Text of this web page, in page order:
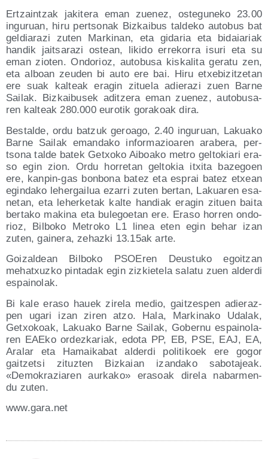
Ertzain­tzak jaki­te­ra eman zue­nez, oste­gu­ne­ko 23.00
ingu­ruan, hiru per­tso­nak Biz­kai­bus tal­de­ko auto­bus bat
gel­dia­ra­zi zuten Mar­ki­nan, eta gida­ria eta bidaia­riak
han­dik jaitsa­ra­zi ostean, liki­do erre­ko­rra isu­ri eta su
eman zio­ten. Ondo­rioz, auto­bu­sa kis­ka­li­ta gera­tu zen,
eta alboan zeu­den bi auto ere bai. Hiru etxe­bi­zitze­tan
ere suak kal­teak era­gin zitue­la adie­ra­zi zuen Bar­ne
Sai­lak. Biz­kai­bu­sek aditze­ra eman zue­nez, auto­bu­sa­
ren kal­teak 280.000 euro­tik gora­koak dira.
Bes­tal­de, ordu batzuk geroa­go, 2.40 ingu­ruan, Lakua­ko
Bar­ne Sai­lak eman­da­ko infor­ma­zioa­ren ara­be­ra, per­
tso­na tal­de batek Getxo­ko Aiboa­ko metro gel­to­kia­ri era­
so egin zion. Ordu horre­tan gel­to­kia itxi­ta baze­goen
ere, kan­pin-gas bon­bo­na batez eta esprai batez etxean
egin­da­ko leher­gai­lua eza­rri zuten ber­tan, Lakua­ren esa­
ne­tan, eta leher­ke­tak kal­te han­diak era­gin zituen bai­ta
ber­ta­ko maki­na eta bule­goe­tan ere. Era­so horren ondo­
rioz, Bil­bo­ko Metro­ko L1 linea eten egin behar izan
zuten, gai­ne­ra, zehaz­ki 13.15ak arte.
Goi­zal­dean Bil­bo­ko PSOE­ren Deus­tu­ko egoitzan
mehatxuz­ko pin­ta­dak egin ziz­kie­te­la sala­tu zuen alder­di
espainolak.
Bi kale era­so hauek zire­la medio, gaitzes­pen adie­raz­
pen uga­ri izan ziren atzo. Hala, Mar­ki­na­ko Uda­lak,
Getxo­koak, Lakua­ko Bar­ne Sai­lak, Gober­nu espai­no­la­
ren EAE­ko ordez­ka­riak, edo­ta PP, EB, PSE, EAJ, EA,
Ara­lar eta Hamai­ka­bat alder­di poli­ti­koek ere gogor
gaitzetsi zituz­ten Biz­kaian izan­da­ko sabo­ta­jeak.
«Demo­kra­zia­ren aur­ka­ko» era­soak dire­la nabar­men­
du zuten.
www​.gara​.net